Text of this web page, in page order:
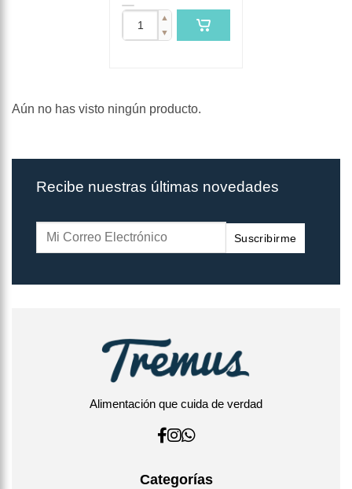
▲
▼
Aún no has visto ningún producto.
Recibe nuestras últimas novedades
Suscribirme
Alimentación que cuida de verdad
Categorías